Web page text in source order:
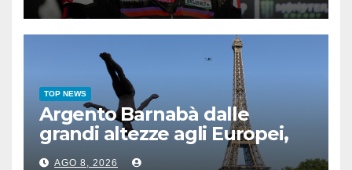
TOP NEWS
Argento Barnabà dalle
grandi altezze agli Europei,
bis azzurro dopo Cosetti
AGO 8, 2026